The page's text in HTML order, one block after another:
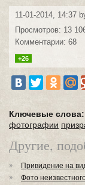
11-01-2014, 14:37
Просмотров: 13
Комментарии: 68
+26
Ключевые слова:
фотографии
Другие,
Привидение на
Фото